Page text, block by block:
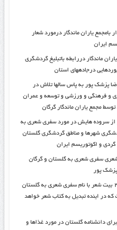
یاران ماندگار درمورد شعار
ایران
ماندگار دررابطه باتبلیغ گردشگری
درجادههای استان
پزشک پور به پاس سالها تلاش در
و فرهنگی و ورزشی و توسعه و عمران
مجمع یاران ماندگار گرگان
از سروده هایش در مورد سفری شعری به
شهرها و مناطق گردشگری گلستان
و اکوتوریسم ایران
سفری شعری به گلستان و گرگان
پور
توضیحات در مورد سرودن ۲۵۰۰ بیت شعر با نام سفری شعری به گلستان
در اینده تبدیل به کتاب شعر خواهد
دانشنامه گلستان در مورد غذاها و